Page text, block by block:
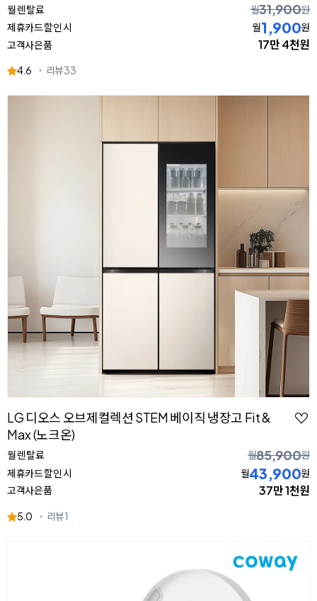
월 렌탈료 월31,900원
제휴카드 할인 시
월1,900원
고객사은품
17만 4천원
4.6 리뷰33
LG 디오스 오브제컬렉션 STEM 베이직 냉장고 Fit &
Max (노크온)
월 렌탈료 월85,900원
제휴카드 할인 시
월43,900원
고객사은품
37만 1천원
5.0 리뷰1